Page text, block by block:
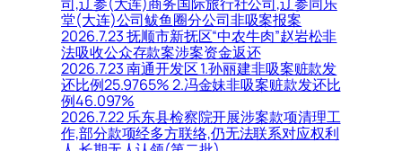
堂(大连)公司鲅鱼圈分公司非吸案报案
2026.7.23 抚顺市新抚区“中农牛肉”赵岩松非
法吸收公众存款案涉案资金返还
2026.7.23 南通开发区 1.孙丽建非吸案赃款发
还比例25.9765% 2.冯金妹非吸案赃款发还比
例46.097%
2026.7.22 乐东县检察院开展涉案款项清理工
作,部分款项经多方联络,仍无法联系对应权利